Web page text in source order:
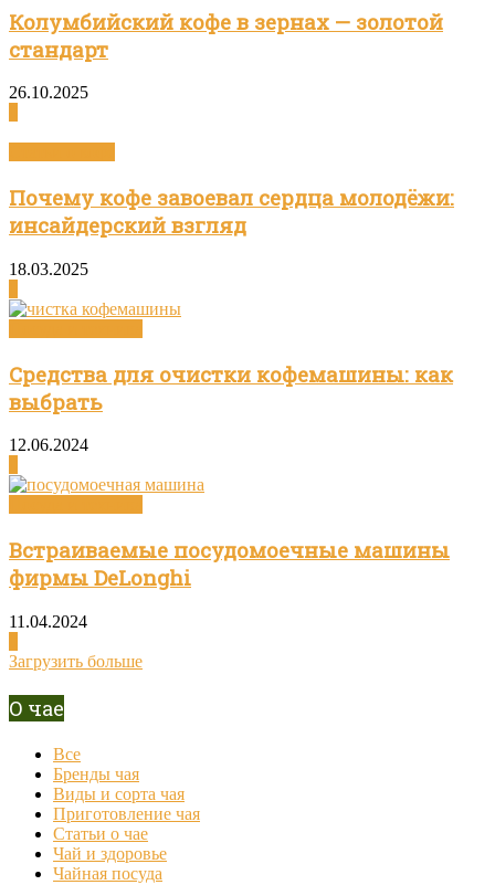
Колумбийский кофе в зернах — золотой
стандарт
26.10.2025
Почему кофе завоевал сердца молодёжи:
инсайдерский взгляд
18.03.2025
Средства для очистки кофемашины: как
выбрать
12.06.2024
Встраиваемые посудомоечные машины
фирмы DeLonghi
11.04.2024
Загрузить больше
О чае
Все
Бренды чая
Виды и сорта чая
Приготовление чая
Статьи о чае
Чай и здоровье
Чайная посуда